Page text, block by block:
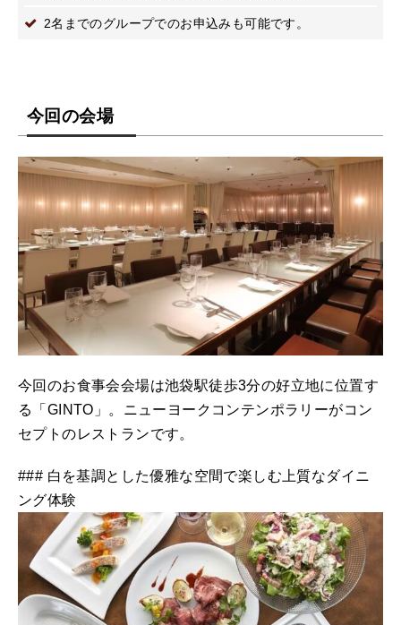
2名までのグループでのお申込みも可能です。
今回の会場
今回のお食事会会場は池袋駅徒歩3分の好立地に位置す
る「GINTO」。ニューヨークコンテンポラリーがコン
セプトのレストランです。
### 白を基調とした優雅な空間で楽しむ上質なダイニ
ング体験